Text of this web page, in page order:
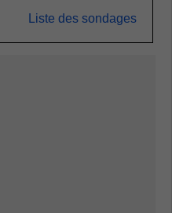
Liste des sondages